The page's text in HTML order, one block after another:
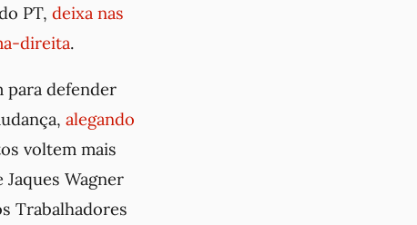
PT, deixa nas
direita.
para defender
alegando
voltem mais
Wagner
Trabalhadores